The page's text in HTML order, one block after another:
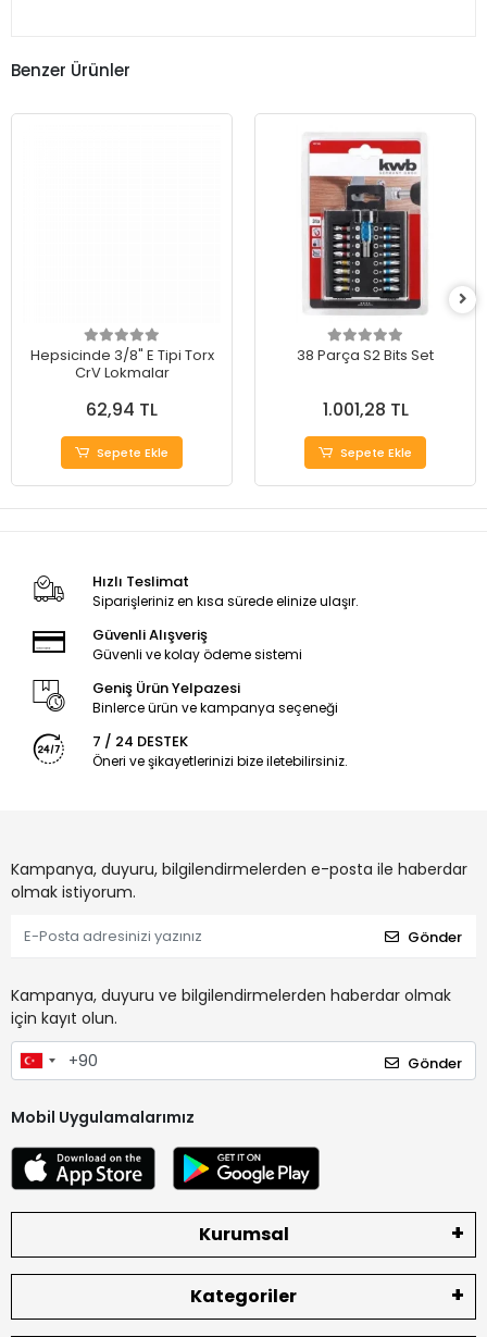
Benzer Ürünler
Hepsicinde 3/8" E Tipi Torx
CrV Lokmalar
62,94 TL
Sepete Ekle
38 Parça S2 Bits Set
1.001,28 TL
Sepete Ekle
Hızlı Teslimat
Siparişleriniz en kısa sürede elinize ulaşır.
Güvenli Alışveriş
Güvenli ve kolay ödeme sistemi
Geniş Ürün Yelpazesi
Binlerce ürün ve kampanya seçeneği
7 / 24 DESTEK
Öneri ve şikayetlerinizi bize iletebilirsiniz.
Kampanya, duyuru, bilgilendirmelerden e-posta ile haberdar
olmak istiyorum.
Gönder
Kampanya, duyuru ve bilgilendirmelerden haberdar olmak
için kayıt olun.
Gönder
Mobil Uygulamalarımız
Kurumsal
Kategoriler